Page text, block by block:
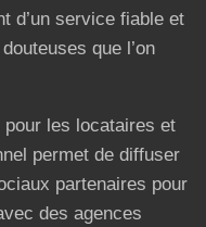
d’un service fiable et
que l’on
les locataires et
permet de diffuser
partenaires pour
des agences